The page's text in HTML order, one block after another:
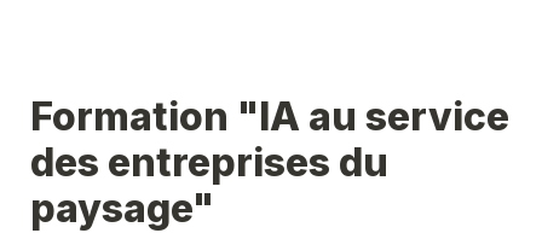
Formation "IA au service
des entreprises du
paysage"